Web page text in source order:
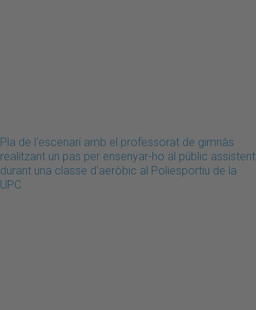
Pla de l'escenari amb el professorat de gimnàs
realitzant un pas per ensenyar-ho al públic assistent
durant una classe d'aeròbic al Poliesportiu de la
UPC